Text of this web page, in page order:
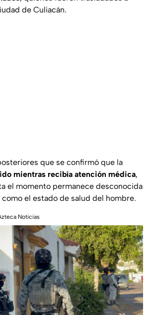
de Culiacán.
que se confirmó que la
mientras recibía atención médica,
el momento permanece desconocida
el estado de salud del hombre.
Noticias